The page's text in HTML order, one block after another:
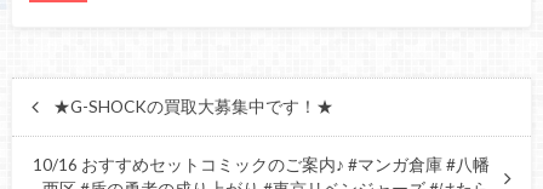
★G-SHOCKの買取大募集中です！★
10/16 おすすめセットコミックのご案内♪ #マンガ倉庫 #八幡